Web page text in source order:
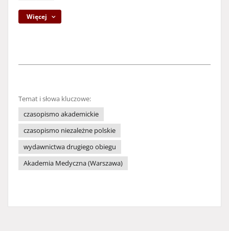
Więcej
Temat i słowa kluczowe:
czasopismo akademickie
czasopismo niezależne polskie
wydawnictwa drugiego obiegu
Akademia Medyczna (Warszawa)